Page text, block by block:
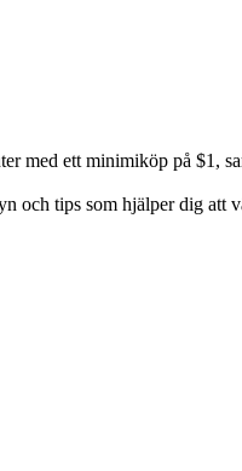
med ett minimiköp på $1,
och tips som hjälper dig att